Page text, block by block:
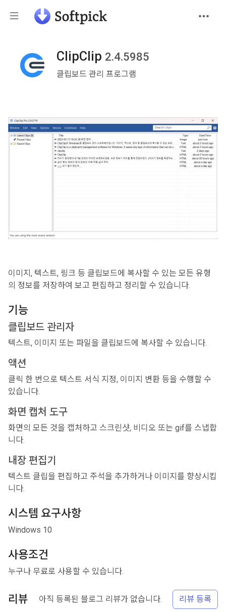
ClipClip 2.4.5985
클립보드 관리 프로그램
이미지, 텍스트, 링크 등 클립보드에 복사할 수 있는 모든 유형
의 정보를 저장하여 보고 편집하고 정리할 수 있습니다.
기능
클립보드 관리자
텍스트, 이미지 또는 파일을 클립보드에 복사할 수 있습니다.
액션
클릭 한 번으로 텍스트 서식 지정, 이미지 변환 등을 수행할 수
있습니다.
화면 캡처 도구
화면의 모든 것을 캡처하고 스크린샷, 비디오 또는 gif를 스냅합
니다.
내장 편집기
텍스트 클립을 편집하고 주석을 추가하거나 이미지를 향상시킵
니다.
시스템 요구사항
Windows 10
사용조건
누구나 무료로 사용할 수 있습니다.
리뷰 아직 등록된 블로그 리뷰가 없습니다. 리뷰 등록